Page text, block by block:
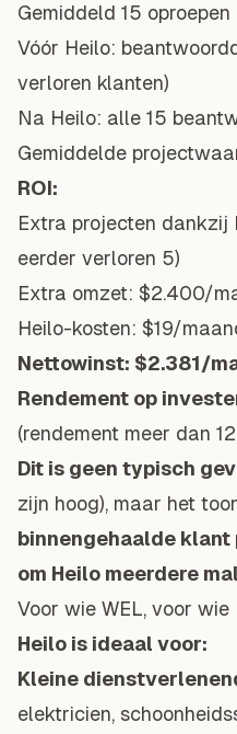
Gemiddeld 15
Vóór Heilo:
verloren klanten)
Na Heilo: alle 15
Gemiddelde
ROI:
Extra projecten dankzij
eerder verloren 5)
Extra omzet: $2.400/
Heilo-kosten: $19/
Nettowinst: $2.381/
Rendement op
(rendement meer dan
Dit is geen typisch
zijn hoog), maar het
binnengehaalde klant
om Heilo meerdere
Voor wie WEL, voor wie
Heilo is ideaal voor:
Kleine
elektricien,